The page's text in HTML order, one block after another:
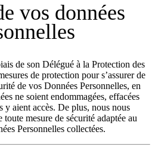
vos données
de son Délégué à la Protection des
de protection pour s’assurer de
de vos Données Personnelles, en
ne soient endommagées, effacées
y aient accès. De plus, nous nous
mesure de sécurité adaptée au
Personnelles collectées.